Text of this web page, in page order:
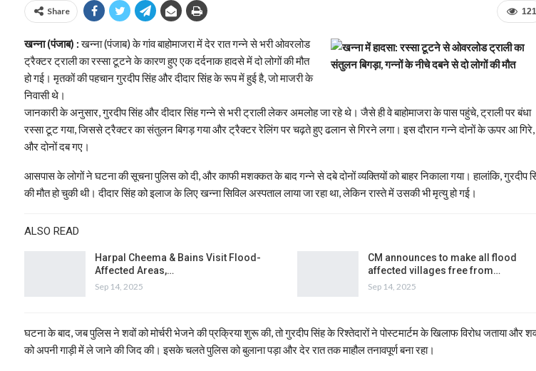
121
Share
खन्ना (पंजाब) :खन्ना (पंजाब) के गांव बाहोमाजरा में देर रात गन्ने से भरी ओवरलोड
ट्रैक्टर ट्राली का रस्सा टूटने के कारण हुए एक दर्दनाक हादसे में दो लोगों की मौत
हो गई। मृतकों की पहचान गुरदीप सिंह और दीदार सिंह के रूप में हुई है, जो माजरी के
निवासी थे।
जानकारी के अनुसार, गुरदीप सिंह और दीदार सिंह गन्ने से भरी ट्राली लेकर अमलोह जा रहे थे। जैसे ही वे बाहोमाजरा के पास पहुंचे, ट्राली पर बंधा
रस्सा टूट गया, जिससे ट्रैक्टर का संतुलन बिगड़ गया और ट्रैक्टर रेलिंग पर चढ़ते हुए ढलान से गिरने लगा। इस दौरान गन्ने दोनों के ऊपर आ गिरे,
और दोनों दब गए।
आसपास के लोगों ने घटना की सूचना पुलिस को दी, और काफी मशक्कत के बाद गन्ने से दबे दोनों व्यक्तियों को बाहर निकाला गया। हालांकि, गुरदीप
की मौत हो चुकी थी। दीदार सिंह को इलाज के लिए खन्ना सिविल अस्पताल लाया जा रहा था, लेकिन रास्ते में उसकी भी मृत्यु हो गई।
ALSO READ
Harpal Cheema & Bains Visit Flood-
Affected Areas,…
Sep 14, 2025
CM announces to make all flood
affected villages free from…
Sep 14, 2025
घटना के बाद, जब पुलिस ने शवों को मोर्चरी भेजने की प्रक्रिया शुरू की, तो गुरदीप सिंह के रिश्तेदारों ने पोस्टमार्टम के खिलाफ विरोध जताया और
को अपनी गाड़ी में ले जाने की जिद की। इसके चलते पुलिस को बुलाना पड़ा और देर रात तक माहौल तनावपूर्ण बना रहा।